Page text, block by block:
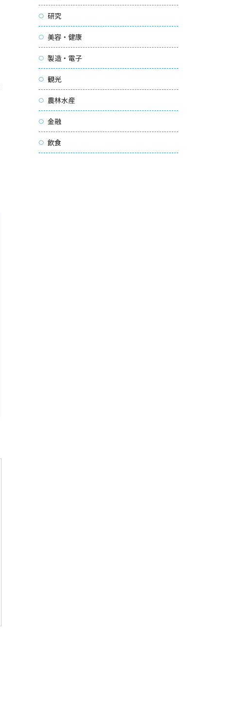
研究
美容・健康
製造・電子
観光
農林水産
金融
飲食